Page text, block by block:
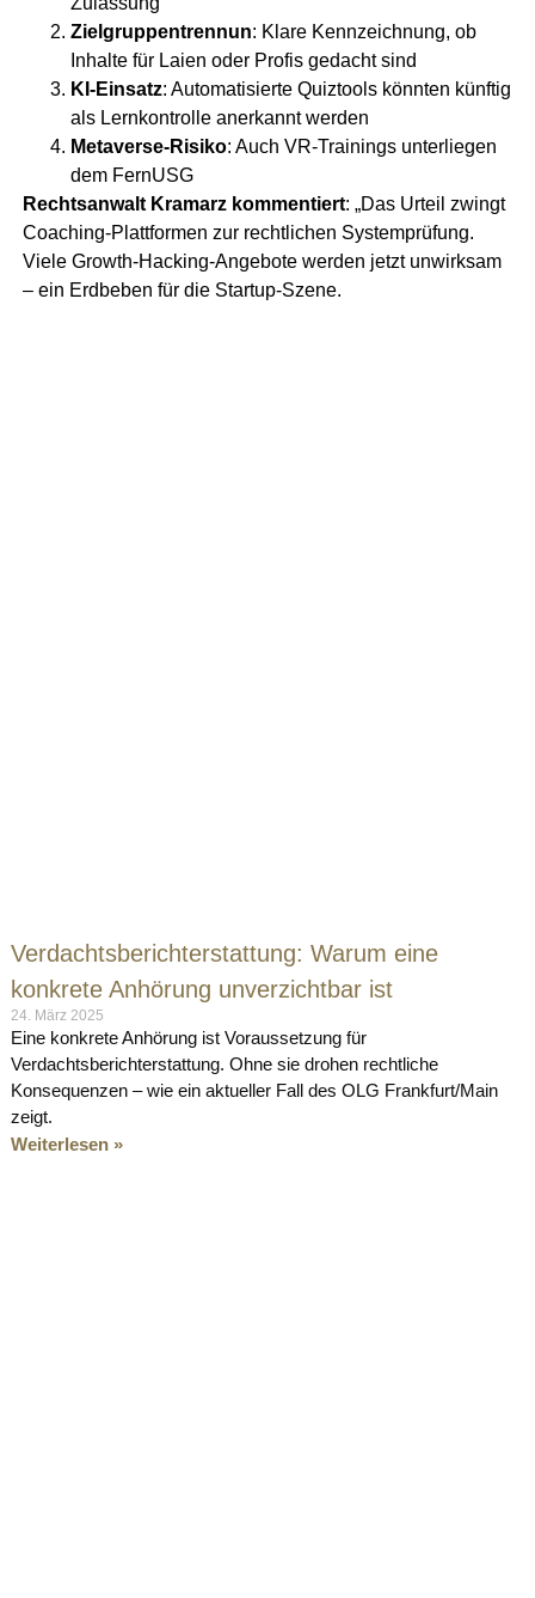
Zielgruppentrennun: Klare Kennzeichnung, ob
Inhalte für Laien oder Profis gedacht sind
KI-Einsatz: Automatisierte Quiztools könnten künftig
als Lernkontrolle anerkannt werden
Metaverse-Risiko: Auch VR-Trainings unterliegen
dem FernUSG
Rechtsanwalt Kramarz kommentiert: „Das Urteil zwingt
Coaching-Plattformen zur rechtlichen Systemprüfung.
Viele Growth-Hacking-Angebote werden jetzt unwirksam
– ein Erdbeben für die Startup-Szene.
Verdachtsberichterstattung: Warum eine
konkrete Anhörung unverzichtbar ist
24. März 2025
Eine konkrete Anhörung ist Voraussetzung für
Verdachtsberichterstattung. Ohne sie drohen rechtliche
Konsequenzen – wie ein aktueller Fall des OLG Frankfurt/Main
zeigt.
Weiterlesen »